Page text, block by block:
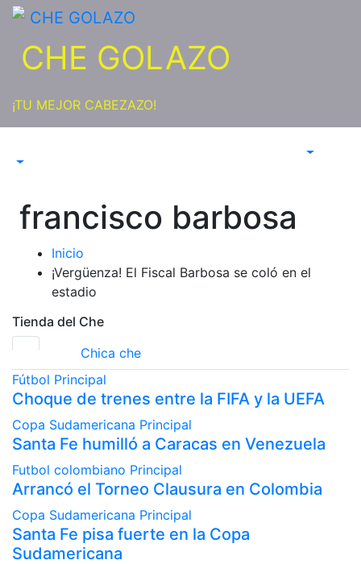
Saltar
contenido
CHE GOLAZO
¡TU MEJOR CABEZAZO!
francisco barbosa
Inicio
¡Vergüenza! El Fiscal Barbosa se coló en el
estadio
Tienda del Che
Chica che
Fútbol Principal
Choque de trenes entre la FIFA y la UEFA
Copa Sudamericana Principal
Santa Fe humilló a Caracas en Venezuela
Futbol colombiano Principal
Arrancó el Torneo Clausura en Colombia
Copa Sudamericana Principal
Santa Fe pisa fuerte en la Copa
Sudamericana